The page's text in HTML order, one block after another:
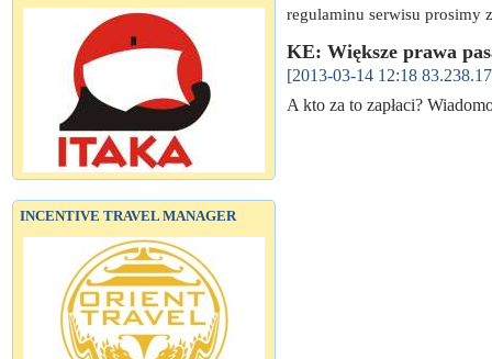
INCENTIVE TRAVEL MANAGER
regulaminu serwisu prosimy
KE: Większe prawa
[2013-03-14 12:18
A kto za to zapłaci?